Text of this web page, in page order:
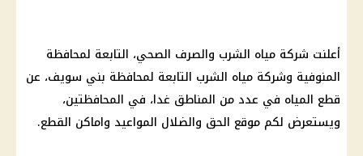
أعلنت شركة مياه الشرب والصرف الصحي، التابعة لمحافظة
المنوفية وشركة مياه الشرب التابعة لمحافظة بني سويف، عن
قطع المياه في عدد من المناطق غدا، في المحافظتين،
ويستعرض لكم موقع الحق والضلال المواعيد واماكن القطع.